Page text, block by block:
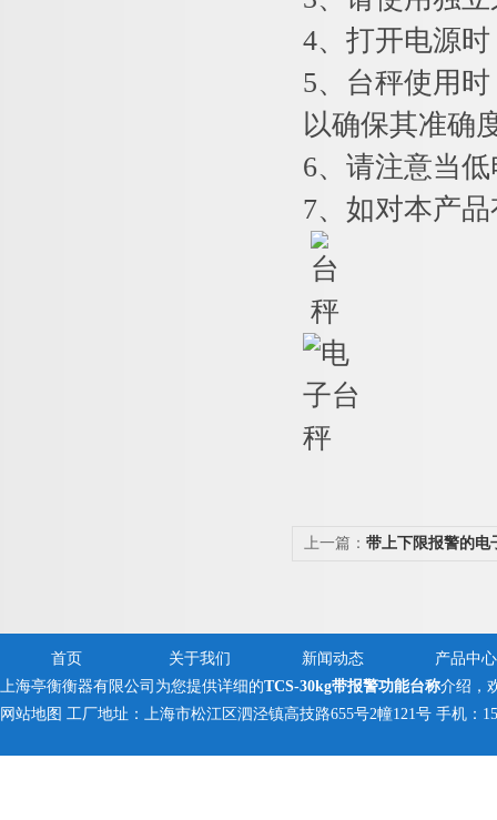
4、打开电源
5、台秤使用
以确保其准确
6、请注意当
7、如对本产
上一篇： 带上下限报警的电
首页 关于我们 新闻动态
产品中心
上海亭衡衡器有限公司为您提供详细的TCS-30kg带报警功能台称介绍，
网站地图 工厂地址：上海市松江区泗泾镇高技路655号2幢121号 手机：